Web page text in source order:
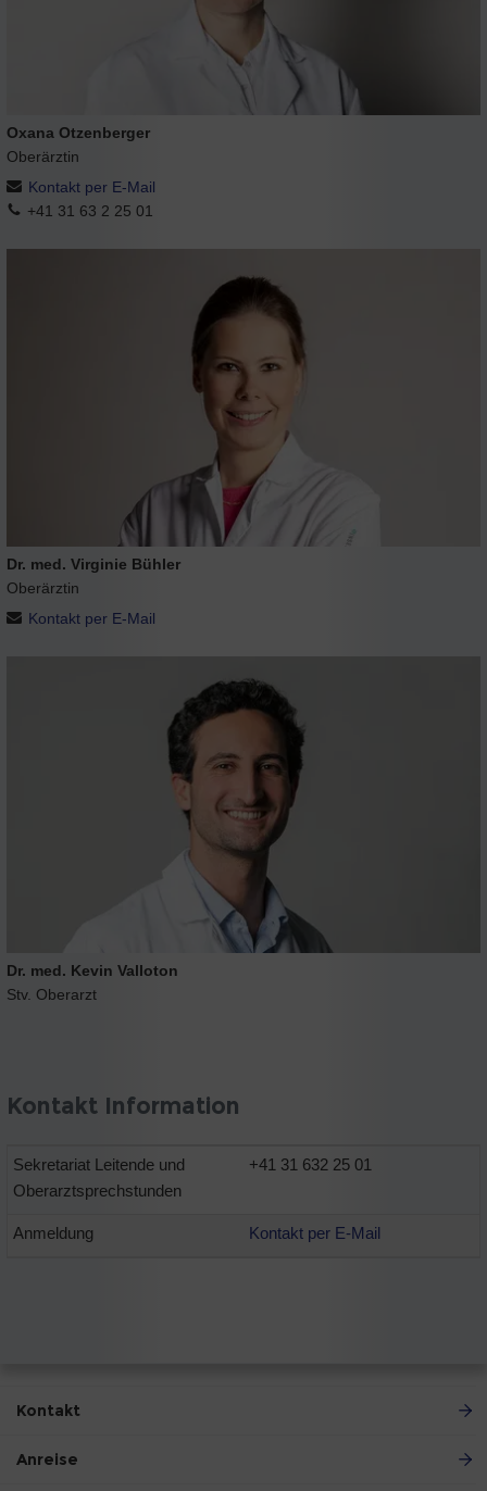
Oxana Otzenberger
Oberärztin
Kontakt per E-Mail
+41 31 63 2 25 01
Dr. med. Virginie Bühler
Oberärztin
Kontakt per E-Mail
Dr. med. Kevin Valloton
Stv. Oberarzt
Kontakt Information
Sekretariat Leitende und
Oberarztsprechstunden
+41 31 632 25 01
Anmeldung Kontakt per E-Mail
Kontakt
Anreise